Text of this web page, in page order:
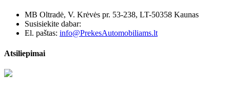
MB Oltradė, V. Krėvės pr. 53-238, LT-50358 Kaunas
Susisiekite dabar:
El. paštas: info@PrekesAutomobiliams.lt
Atsiliepimai